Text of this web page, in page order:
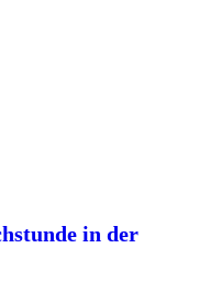
in der